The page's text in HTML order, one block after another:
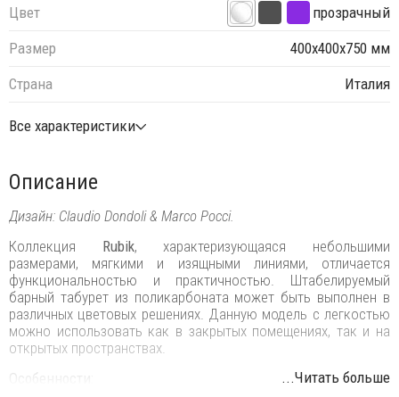
Цвет
прозрачный
Размер
400х400х750 мм
Страна
Италия
Все характеристики
Описание
Дизайн: Claudio Dondoli & Marco Pocci.
Коллекция Rubik, характеризующаяся небольшими
размерами, мягкими и изящными линиями, отличается
функциональностью и практичностью. Штабелируемый
барный табурет из поликарбоната может быть выполнен в
различных цветовых решениях. Данную модель с легкостью
можно использовать как в закрытых помещениях, так и на
открытых пространствах.
Особенности:
...Читать больше